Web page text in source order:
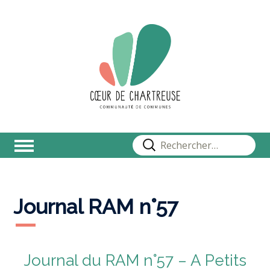
Rechercher :
Journal RAM n°57
Journal du RAM n°57 – A Petits